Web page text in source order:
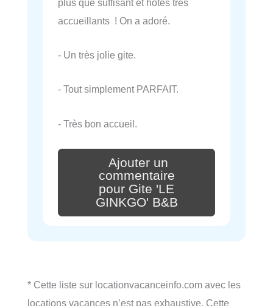
plus que suffisant et hôtes très
accueillants ! On a adoré.
- Un très jolie gite.
- Tout simplement PARFAIT.
- Très bon accueil.
Ajouter un
commentaire
pour Gite 'LE
GINKGO' B&B
* Cette liste sur locationvacanceinfo.com avec les
locations vacances n’est pas exhaustive. Cette